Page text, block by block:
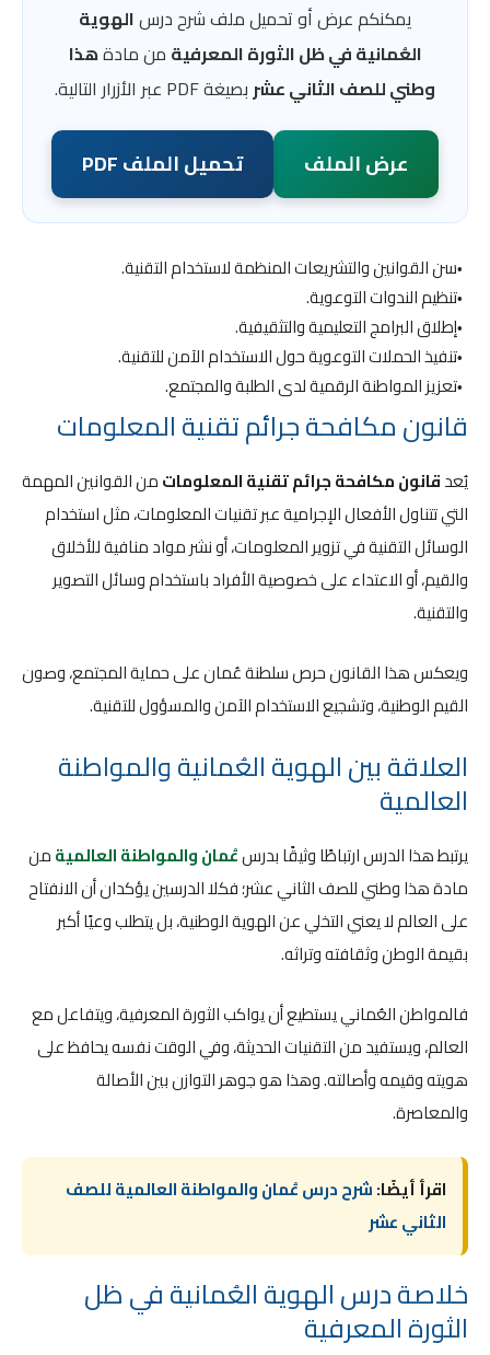
يمكنكم عرض أو تحميل ملف شرح درسالهوية
العُمانية في ظل الثورة المعرفية من مادةهذا
وطني للصف الثاني عشر بصيغة PDF عبر الأزرار التالية.
عرض الملف تحميل الملف PDF
سن القوانين والتشريعات المنظمة لاستخدام التقنية.
تنظيم الندوات التوعوية.
إطلاق البرامج التعليمية والتثقيفية.
تنفيذ الحملات التوعوية حول الاستخدام الآمن للتقنية.
تعزيز المواطنة الرقمية لدى الطلبة والمجتمع.
قانون مكافحة جرائم تقنية المعلومات
يُعدقانون مكافحة جرائم تقنية المعلوماتمن القوانين المهمة
التي تتناول الأفعال الإجرامية عبر تقنيات المعلومات، مثل استخدام
الوسائل التقنية في تزوير المعلومات، أو نشر مواد منافية للأخلاق
والقيم، أو الاعتداء على خصوصية الأفراد باستخدام وسائل التصوير
والتقنية.
ويعكس هذا القانون حرص سلطنة عُمان على حماية المجتمع، وصون
القيم الوطنية، وتشجيع الاستخدام الآمن والمسؤول للتقنية.
العلاقة بين الهوية العُمانية والمواطنة
العالمية
يرتبط هذا الدرس ارتباطًا وثيقًا بدرسعُمان والمواطنة العالميةمن
مادة هذا وطني للصف الثاني عشر؛ فكلا الدرسين يؤكدان أن الانفتاح
على العالم لا يعني التخلي عن الهوية الوطنية، بل يتطلب وعيًا أكبر
بقيمة الوطن وثقافته وتراثه.
فالمواطن العُماني يستطيع أن يواكب الثورة المعرفية، ويتفاعل مع
العالم، ويستفيد من التقنيات الحديثة، وفي الوقت نفسه يحافظ على
هويته وقيمه وأصالته. وهذا هو جوهر التوازن بين الأصالة
والمعاصرة.
اقرأ أيضًا:شرح درس عُمان والمواطنة العالمية للصف
الثاني عشر
خلاصة درس الهوية العُمانية في ظل
الثورة المعرفية